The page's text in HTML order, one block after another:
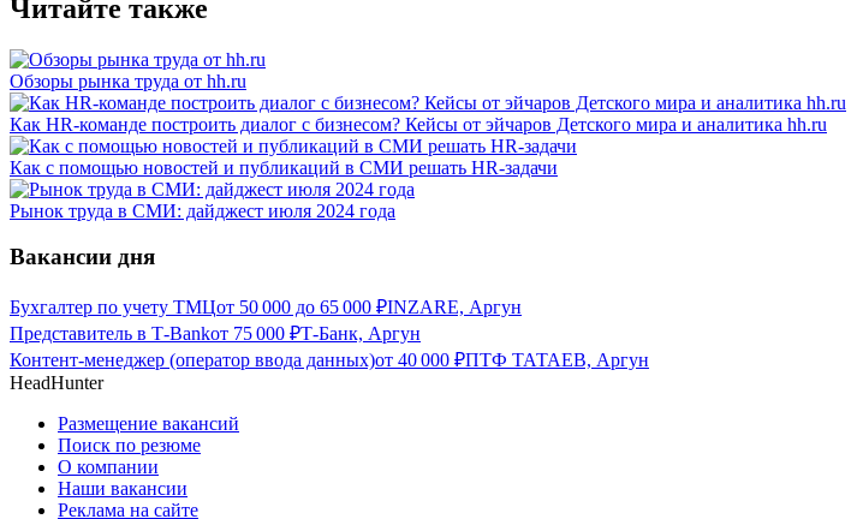
Читайте также
Обзоры рынка труда от hh.ru
Как HR-команде построить диалог с бизнесом? Кейсы от эйчаров Детского мира и аналитика hh.ru
Как с помощью новостей и публикаций в СМИ решать HR-задачи
Рынок труда в СМИ: дайджест июля 2024 года
Вакансии дня
Бухгалтер по учету ТМЦот 50 000 до 65 000 ₽INZARE, Аргун
Представитель в Т-Bankот 75 000 ₽Т-Банк, Аргун
Контент-менеджер (оператор ввода данных)от 40 000 ₽ПТФ ТАТАЕВ, Аргун
HeadHunter
Размещение вакансий
Поиск по резюме
О компании
Наши вакансии
Реклама на сайте